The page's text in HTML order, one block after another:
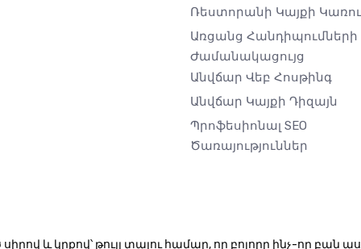
Ռեստորանի Կայքի
Առցանց Հանդիպումների
Ժամանակացույց
Անվճար Վեբ Հոսթինգ
Անվճար Կայքի Դիզայն
Պրոֆեսիոնալ SEO
Ծառայություններ
և կրքով՝ թույլ տալու համար, որ բոլորը ինչ-որ բան